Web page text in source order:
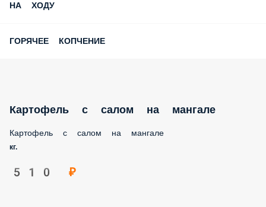
НА ХОДУ
ГОРЯЧЕЕ КОПЧЕНИЕ
Картофель с салом на мангале
Картофель с салом на мангале
кг.
510 ₽